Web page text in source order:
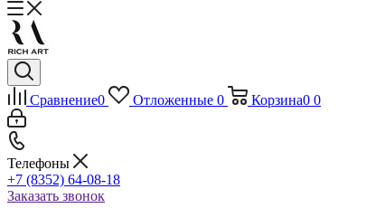
Сравнение0 Отложенные 0 Корзина0 0
Телефоны
+7 (8352) 64-08-18
Заказать звонок